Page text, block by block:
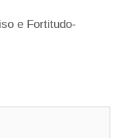
e Fortitudo-